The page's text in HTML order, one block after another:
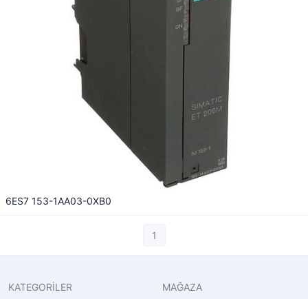
6ES7 153-1AA03-0XB0
1
KATEGORİLER MAĞAZA